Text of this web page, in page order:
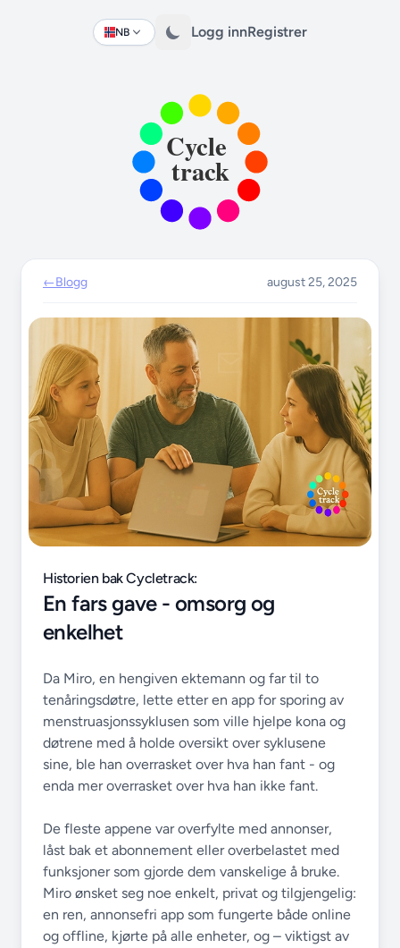
NB
Change language Logg innRegistrer
←Blogg august 25, 2025
Historien bak Cycletrack:
En fars gave - omsorg og
enkelhet
Da Miro, en hengiven ektemann og far til to
tenåringsdøtre, lette etter en app for sporing av
menstruasjonssyklusen som ville hjelpe kona og
døtrene med å holde oversikt over syklusene
sine, ble han overrasket over hva han fant - og
enda mer overrasket over hva han ikke fant.
De fleste appene var overfylte med annonser,
låst bak et abonnement eller overbelastet med
funksjoner som gjorde dem vanskelige å bruke.
Miro ønsket seg noe enkelt, privat og tilgjengelig:
en ren, annonsefri app som fungerte både online
og offline, kjørte på alle enheter, og – viktigst av